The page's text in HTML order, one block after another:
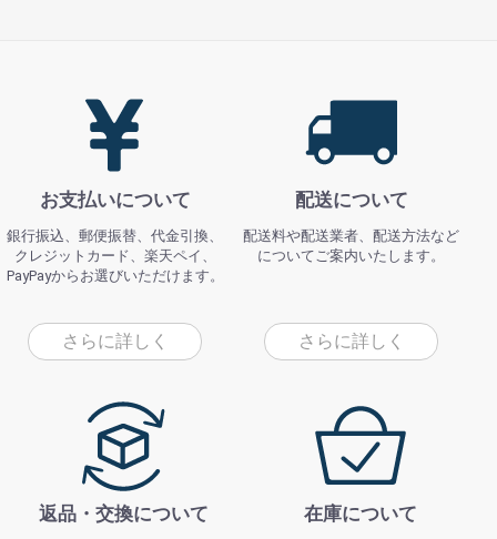
お支払いについて
銀行振込、郵便振替、代金引換、
クレジットカード、楽天ペイ、
PayPayからお選びいただけます。
さらに詳しく
配送について
配送料や配送業者、配送方法など
についてご案内いたします。
さらに詳しく
返品・交換について 在庫について